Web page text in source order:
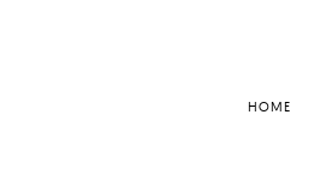
HOME